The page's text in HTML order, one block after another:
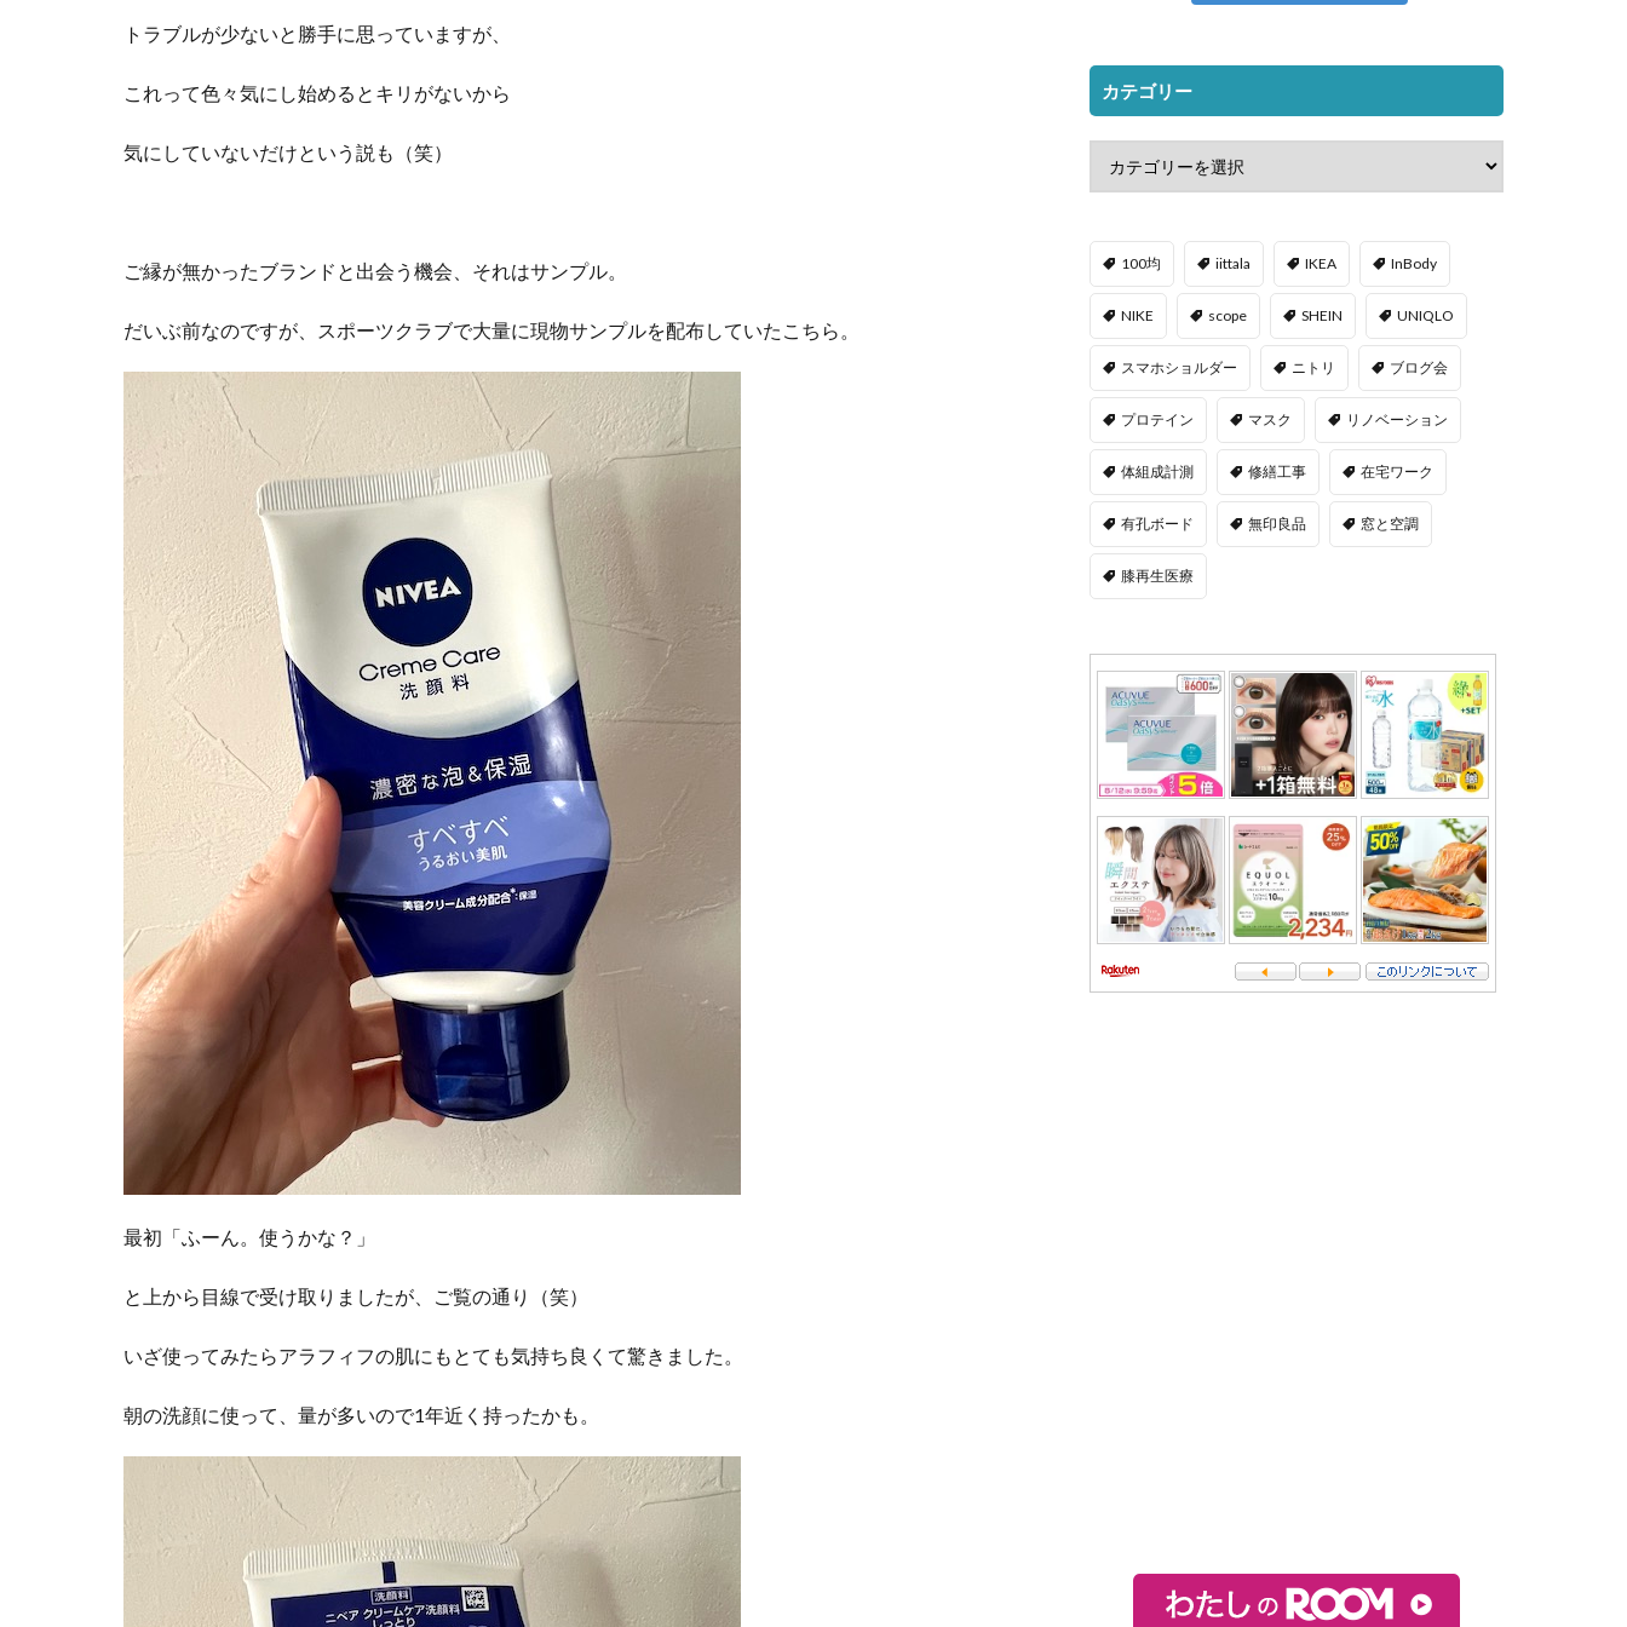
トラブルが少ないと勝手に思っていますが、
これって色々気にし始めるとキリがないから
気にしていないだけという説も（笑）
ご縁が無かったブランドと出会う機会、それはサンプル。
だいぶ前なのですが、スポーツクラブで大量に現物サンプルを配布していたこちら。
最初「ふーん。使うかな？」
と上から目線で受け取りましたが、ご覧の通り（笑）
いざ使ってみたらアラフィフの肌にもとても気持ち良くて驚きました。
朝の洗顔に使って、量が多いので1年近く持ったかも。
カテゴリー
100均 iittala IKEA InBody
NIKE scope SHEIN UNIQLO
スマホショルダー ニトリ ブログ会
プロテイン マスク リノベーション
体組成計測 修繕工事 在宅ワーク
有孔ボード 無印良品 窓と空調
膝再生医療